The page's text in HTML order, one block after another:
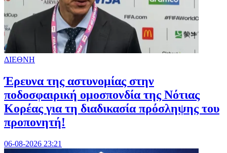
ΔΙΕΘΝΗ
Έρευνα της αστυνομίας στην
ποδοσφαιρική ομοσπονδία της Νότιας
Κορέας για τη διαδικασία πρόσληψης του
προπονητή!
06-08-2026 23:21